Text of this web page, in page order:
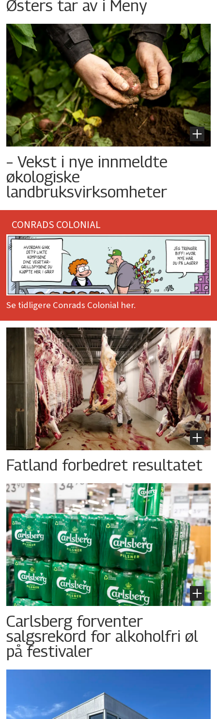
Østers tar av i Meny
– Vekst i nye innmeldte
økologiske
landbruksvirksomheter
CONRADS COLONIAL
Se tidligere Conrads Colonial her.
Fatland forbedret resultatet
Carlsberg forventer
salgsrekord for alkoholfri øl
på festivaler